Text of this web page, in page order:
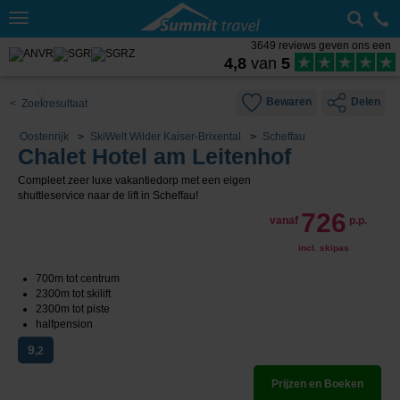
Toggle
3649 reviews geven ons een
4,8 van 5
< Zoekresultaat Bewaren Delen
Oostenrijk SkiWelt Wilder Kaiser-Brixental Scheffau
Chalet Hotel am Leitenhof
Compleet zeer luxe vakantiedorp met een eigen
shuttleservice naar de lift in Scheffau!
vanaf 726 p.p.
incl. skipas
700m tot centrum
2300m tot skilift
2300m tot piste
halfpension
9,2
Prijzen en Boeken